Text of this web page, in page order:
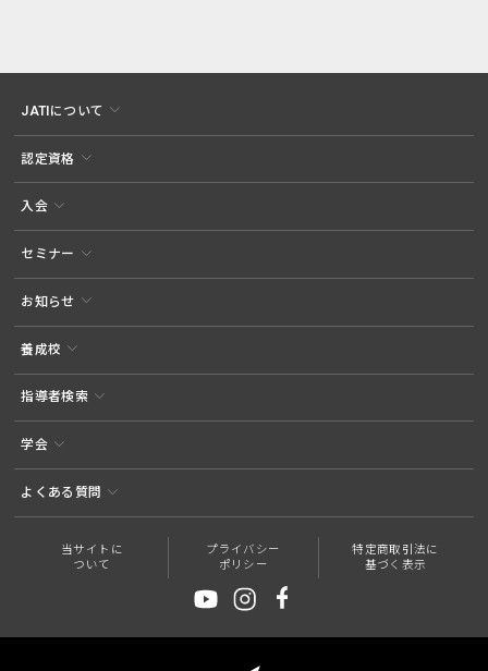
JATIについて
認定資格
入会
セミナー
お知らせ
養成校
指導者検索
学会
よくある質問
当サイトに
ついて
プライバシー
ポリシー
特定商取引法に
基づく表示